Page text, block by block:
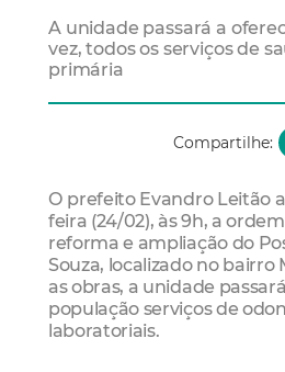
A unidade passará a
vez, todos os serviços de
primária
Compartilhe:
O prefeito Evandro Leitão
feira (24/02), às 9h, a
reforma e ampliação do
Souza, localizado no bairro
as obras, a unidade
população serviços de
laboratoriais.